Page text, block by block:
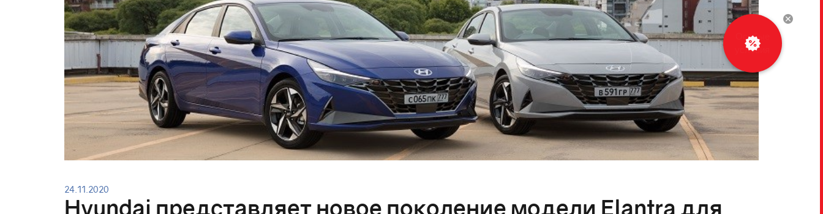
24.11.2020
Hyundai представляет новое поколение модели Elantra для